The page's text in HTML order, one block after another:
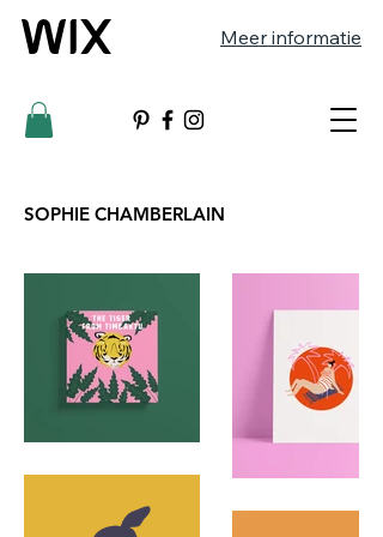
Meer informatie